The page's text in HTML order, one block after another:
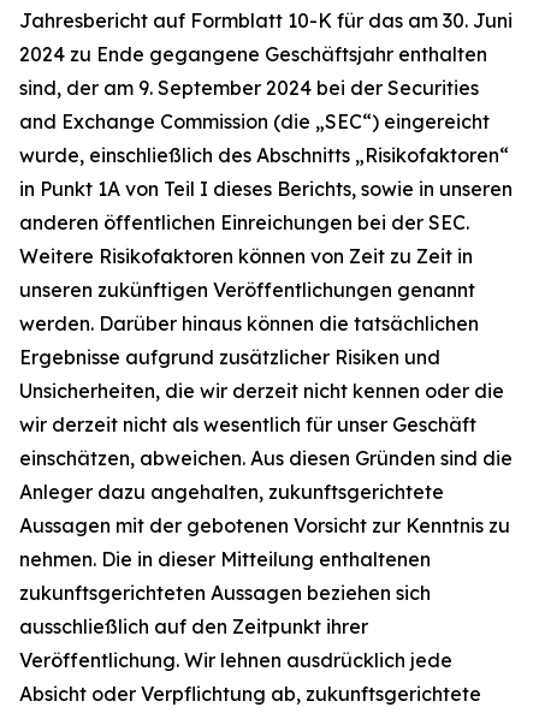
Jahresbericht auf Formblatt 10-K für das am 30. Juni
2024 zu Ende gegangene Geschäftsjahr enthalten
sind, der am 9. September 2024 bei der Securities
and Exchange Commission (die „SEC“) eingereicht
wurde, einschließlich des Abschnitts „Risikofaktoren“
in Punkt 1A von Teil I dieses Berichts, sowie in unseren
anderen öffentlichen Einreichungen bei der SEC.
Weitere Risikofaktoren können von Zeit zu Zeit in
unseren zukünftigen Veröffentlichungen genannt
werden. Darüber hinaus können die tatsächlichen
Ergebnisse aufgrund zusätzlicher Risiken und
Unsicherheiten, die wir derzeit nicht kennen oder die
wir derzeit nicht als wesentlich für unser Geschäft
einschätzen, abweichen. Aus diesen Gründen sind die
Anleger dazu angehalten, zukunftsgerichtete
Aussagen mit der gebotenen Vorsicht zur Kenntnis zu
nehmen. Die in dieser Mitteilung enthaltenen
zukunftsgerichteten Aussagen beziehen sich
ausschließlich auf den Zeitpunkt ihrer
Veröffentlichung. Wir lehnen ausdrücklich jede
Absicht oder Verpflichtung ab, zukunftsgerichtete